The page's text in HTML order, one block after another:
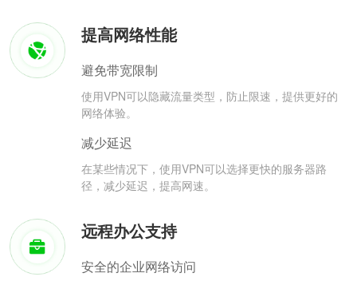
提高网络性能
避免带宽限制
使用VPN可以隐藏流量类型，防止限速，提供更好的
网络体验。
减少延迟
在某些情况下，使用VPN可以选择更快的服务器路
径，减少延迟，提高网速。
远程办公支持
安全的企业网络访问